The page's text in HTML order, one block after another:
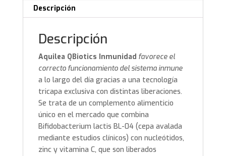
Descripción
Descripción
Aquilea QBiotics Inmunidad favorece el
correcto funcionamiento del sistema inmune
a lo largo del día gracias a una tecnología
tricapa exclusiva con distintas liberaciones.
Se trata de un complemento alimenticio
único en el mercado que combina
Bifidobacterium lactis BL-04 (cepa avalada
mediante estudios clínicos) con nucleótidos,
zinc y vitamina C, que son liberados